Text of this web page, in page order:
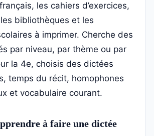
les cahiers d’exercices,
bibliothèques et les
à imprimer. Cherche des
par niveau, par thème ou par
la 4e, choisis des dictées
temps du récit, homophones
et vocabulaire courant.
à faire une dictée